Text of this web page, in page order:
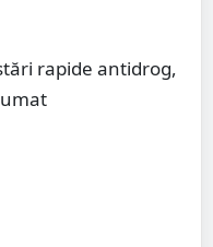
rapide antidrog,